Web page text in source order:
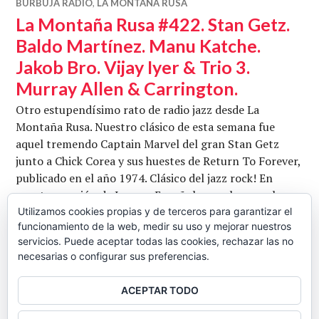
BURBUJA RADIO, LA MONTAÑA RUSA
La Montaña Rusa #422. Stan Getz.
Baldo Martínez. Manu Katche.
Jakob Bro. Vijay Iyer & Trio 3.
Murray Allen & Carrington.
Otro estupendísimo rato de radio jazz desde La
Montaña Rusa. Nuestro clásico de esta semana fue
aquel tremendo Captain Marvel del gran Stan Getz
junto a Chick Corea y sus huestes de Return To Forever,
publicado en el año 1974. Clásico del jazz rock! En
nuestra sección de Jazz en Español, escuchamos el
nuevo trabajo del gran Baldo Martínez, Vientos
Cruzados, como adelanto del Especial …
Seguir leyendoLa Montaña Rusa #422. Stan Getz.
BARRA
Utilizamos cookies propias y de terceros para garantizar el
funcionamiento de la web, medir su uso y mejorar nuestros
servicios. Puede aceptar todas las cookies, rechazar las no
necesarias o configurar sus preferencias.
ACEPTAR TODO